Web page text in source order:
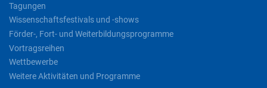
Tagungen
Wissenschaftsfestivals und -shows
Förder-, Fort- und Weiterbildungsprogramme
Vortragsreihen
Wettbewerbe
Weitere Aktivitäten und Programme